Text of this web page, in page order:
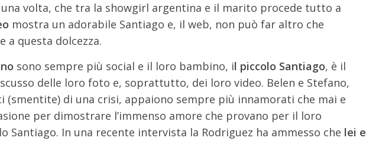
volta, che tra la showgirl argentina e il marito procede tutto a
mostra un adorabile Santiago e, il web, non può far altro che
a questa dolcezza.
sono sempre più social e il loro bambino, il piccolo Santiago, è il
delle loro foto e, soprattutto, dei loro video. Belen e Stefano,
(smentite) di una crisi, appaiono sempre più innamorati che mai e
per dimostrare l’immenso amore che provano per il loro
Santiago. In una recente intervista la Rodriguez ha ammesso che lei e